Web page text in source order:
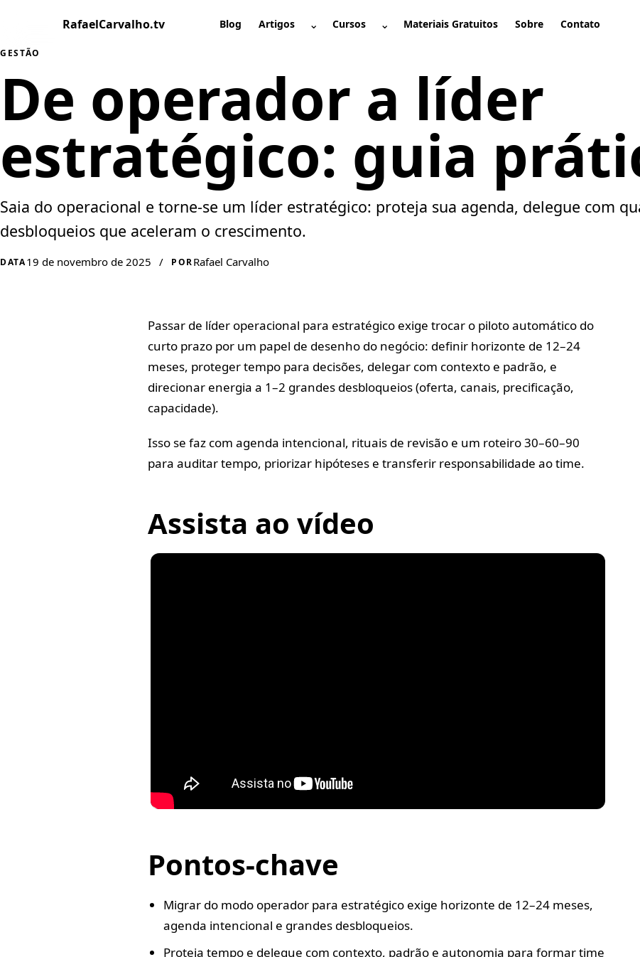
conteúdo
RafaelCarvalho.tv Blog Artigos Abrir submenu
⌄ Cursos Abrir submenu
⌄ Materiais Gratuitos Sobre Contato
GESTÃO
De operador a líder
estratégico: guia
Saia do operacional e torne-se um líder estratégico: proteja sua agenda, delegue com
desbloqueios que aceleram o crescimento.
DATA19 de novembro de 2025 / PORRafael Carvalho
Passar de líder operacional para estratégico exige trocar o piloto automático do
curto prazo por um papel de desenho do negócio: definir horizonte de 12–24
meses, proteger tempo para decisões, delegar com contexto e padrão, e
direcionar energia a 1–2 grandes desbloqueios (oferta, canais, precificação,
capacidade).
Isso se faz com agenda intencional, rituais de revisão e um roteiro 30–60–90
para auditar tempo, priorizar hipóteses e transferir responsabilidade ao time.
Assista ao vídeo
Pontos-chave
Migrar do modo operador para estratégico exige horizonte de 12–24 meses,
agenda intencional e grandes desbloqueios.
Proteja tempo e delegue com contexto, padrão e autonomia para formar time